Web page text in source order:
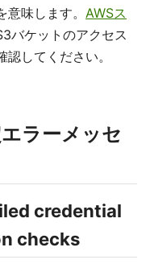
味します。 AWSス
バケットのアクセス
してください。
ラーメッセ
credential
checks